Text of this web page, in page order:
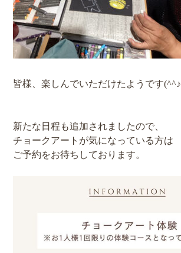
皆様、楽しんでいただけたようです(^^♪
新たな日程も追加されましたので、
チョークアートが気になっている方は
ご予約をお待ちしております。